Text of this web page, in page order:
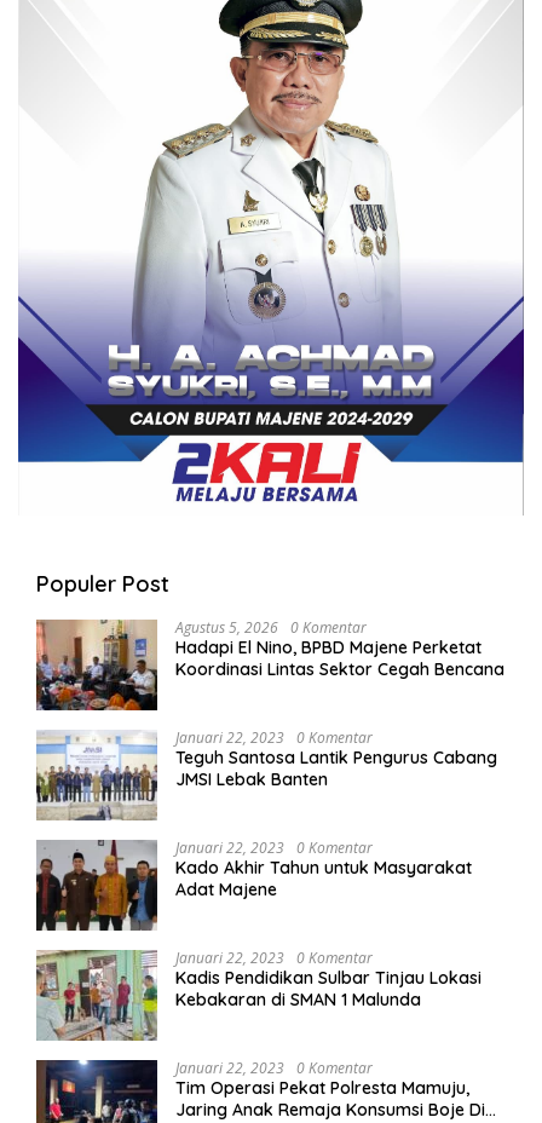
Populer Post
Agustus 5, 2026 0 Komentar
Hadapi El Nino, BPBD Majene Perketat
Koordinasi Lintas Sektor Cegah Bencana
Januari 22, 2023 0 Komentar
Teguh Santosa Lantik Pengurus Cabang
JMSI Lebak Banten
Januari 22, 2023 0 Komentar
Kado Akhir Tahun untuk Masyarakat
Adat Majene
Januari 22, 2023 0 Komentar
Kadis Pendidikan Sulbar Tinjau Lokasi
Kebakaran di SMAN 1 Malunda
Januari 22, 2023 0 Komentar
Tim Operasi Pekat Polresta Mamuju,
Jaring Anak Remaja Konsumsi Boje Di